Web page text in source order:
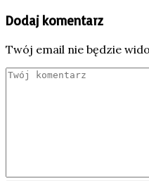
Dodaj komentarz
Twój email nie będzie